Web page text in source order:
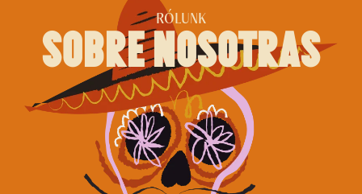
RÓLUNK
sobre nosotras